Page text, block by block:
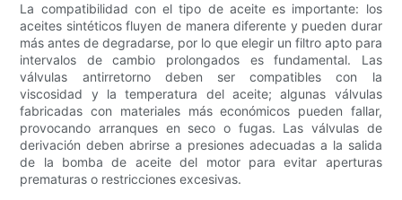
La compatibilidad con el tipo de aceite es importante: los
aceites sintéticos fluyen de manera diferente y pueden durar
más antes de degradarse, por lo que elegir un filtro apto para
intervalos de cambio prolongados es fundamental. Las
válvulas antirretorno deben ser compatibles con la
viscosidad y la temperatura del aceite; algunas válvulas
fabricadas con materiales más económicos pueden fallar,
provocando arranques en seco o fugas. Las válvulas de
derivación deben abrirse a presiones adecuadas a la salida
de la bomba de aceite del motor para evitar aperturas
prematuras o restricciones excesivas.